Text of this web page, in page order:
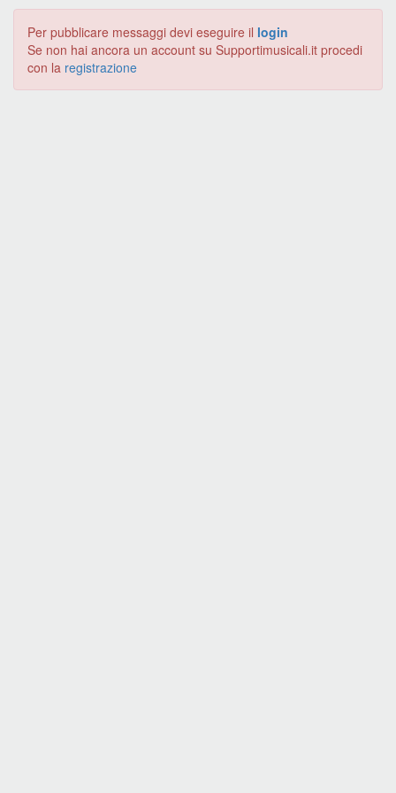
Per pubblicare messaggi devi eseguire il login
Se non hai ancora un account su Supportimusicali.it procedi
con la registrazione